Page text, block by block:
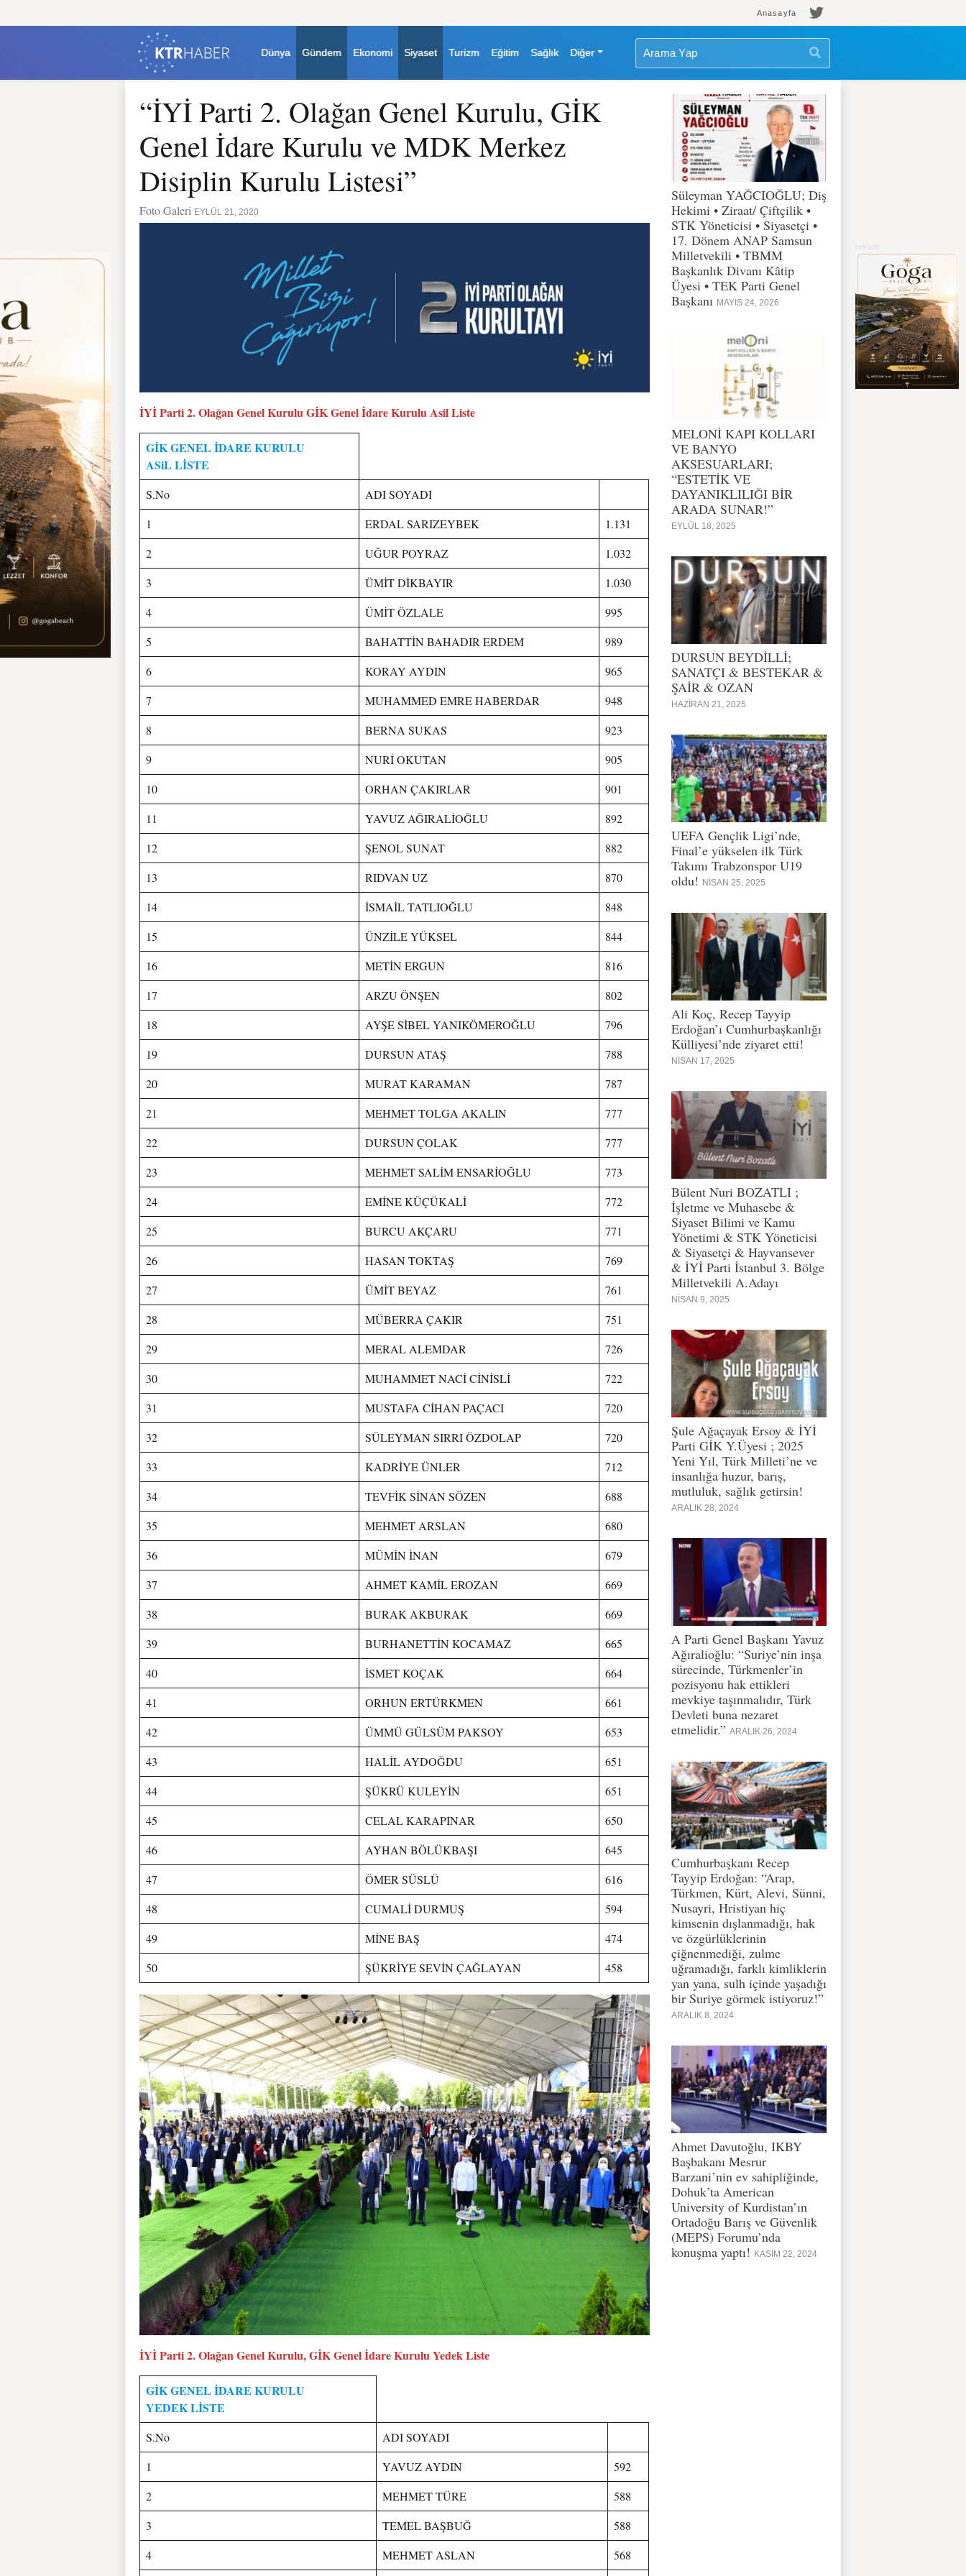
Anasayfa
Dünya Gündem Ekonomi Siyaset Turizm Eğitim Sağlık Diğer
“İYİ Parti 2. Olağan Genel Kurulu, GİK
Genel İdare Kurulu ve MDK Merkez
Disiplin Kurulu Listesi”
Foto Galeri EYLÜL 21, 2020
İYİ Parti 2. Olağan Genel Kurulu GİK Genel İdare Kurulu Asil Liste
GİK GENEL İDARE KURULU
ASiL LİSTE
S.No
ADI SOYADI
1
ERDAL SARIZEYBEK
1.131
2
UĞUR POYRAZ
1.032
3
ÜMİT DİKBAYIR
1.030
4
ÜMİT ÖZLALE
995
5
BAHATTİN BAHADIR ERDEM
989
6
KORAY AYDIN
965
7
MUHAMMED EMRE HABERDAR
948
8
BERNA SUKAS
923
9
NURİ OKUTAN
905
10
ORHAN ÇAKIRLAR
901
11
YAVUZ AĞIRALİOĞLU
892
12
ŞENOL SUNAT
882
13
RIDVAN UZ
870
14
İSMAİL TATLIOĞLU
848
15
ÜNZİLE YÜKSEL
844
16
METİN ERGUN
816
17
ARZU ÖNŞEN
802
18
AYŞE SİBEL YANIKÖMEROĞLU
796
19
DURSUN ATAŞ
788
20
MURAT KARAMAN
787
21
MEHMET TOLGA AKALIN
777
22
DURSUN ÇOLAK
777
23
MEHMET SALİM ENSARİOĞLU
773
24
EMİNE KÜÇÜKALİ
772
25
BURCU AKÇARU
771
26
HASAN TOKTAŞ
769
27
ÜMİT BEYAZ
761
28
MÜBERRA ÇAKIR
751
29
MERAL ALEMDAR
726
30
MUHAMMET NACİ CİNİSLİ
722
31
MUSTAFA CİHAN PAÇACI
720
32
SÜLEYMAN SIRRI ÖZDOLAP
720
33
KADRİYE ÜNLER
712
34
TEVFİK SİNAN SÖZEN
688
35
MEHMET ARSLAN
680
36
MÜMİN İNAN
679
37
AHMET KAMİL EROZAN
669
38
BURAK AKBURAK
669
39
BURHANETTİN KOCAMAZ
665
40
İSMET KOÇAK
664
41
ORHUN ERTÜRKMEN
661
42
ÜMMÜ GÜLSÜM PAKSOY
653
43
HALİL AYDOĞDU
651
44
ŞÜKRÜ KULEYİN
651
45
CELAL KARAPINAR
650
46
AYHAN BÖLÜKBAŞI
645
47
ÖMER SÜSLÜ
616
48
CUMALİ DURMUŞ
594
49
MİNE BAŞ
474
50
ŞÜKRİYE SEVİN ÇAĞLAYAN 458
İYİ Parti 2. Olağan Genel Kurulu, GİK Genel İdare Kurulu Yedek Liste
GİK GENEL İDARE KURULU
YEDEK LİSTE
S.No
ADI SOYADI
1
YAVUZ AYDIN
592
2
MEHMET TÜRE
588
3
TEMEL BAŞBUĞ
588
4
MEHMET ASLAN 568
Süleyman YAĞCIOĞLU; Diş
Hekimi • Ziraat/ Çiftçilik •
STK Yöneticisi • Siyasetçi •
17. Dönem ANAP Samsun
Milletvekili • TBMM
Başkanlık Divanı Kâtip
Üyesi • TEK Parti Genel
Başkanı MAYIS 24, 2026
MELONİ KAPI KOLLARI
VE BANYO
AKSESUARLARI;
“ESTETİK VE
DAYANIKLILIĞI BİR
ARADA SUNAR!”
EYLÜL 18, 2025
DURSUN BEYDİLLİ;
SANATÇI & BESTEKAR &
ŞAİR & OZAN
HAZIRAN 21, 2025
UEFA Gençlik Ligi’nde,
Final’e yükselen ilk Türk
Takımı Trabzonspor U19
oldu! NISAN 25, 2025
Ali Koç, Recep Tayyip
Erdoğan’ı Cumhurbaşkanlığı
Külliyesi’nde ziyaret etti!
NISAN 17, 2025
Bülent Nuri BOZATLI ;
İşletme ve Muhasebe &
Siyaset Bilimi ve Kamu
Yönetimi & STK Yöneticisi
& Siyasetçi & Hayvansever
& İYİ Parti İstanbul 3. Bölge
Milletvekili A.Adayı
NISAN 9, 2025
Şule Ağaçayak Ersoy & İYİ
Parti GİK Y.Üyesi ; 2025
Yeni Yıl, Türk Milleti’ne ve
insanlığa huzur, barış,
mutluluk, sağlık getirsin!
ARALIK 28, 2024
A Parti Genel Başkanı Yavuz
Ağıralioğlu: “Suriye’nin inşa
sürecinde, Türkmenler’in
pozisyonu hak ettikleri
mevkiye taşınmalıdır, Türk
Devleti buna nezaret
etmelidir.” ARALIK 26, 2024
Cumhurbaşkanı Recep
Tayyip Erdoğan: “Arap,
Türkmen, Kürt, Alevi, Sünni,
Nusayri, Hristiyan hiç
kimsenin dışlanmadığı, hak
ve özgürlüklerinin
çiğnenmediği, zulme
uğramadığı, farklı kimliklerin
yan yana, sulh içinde yaşadığı
bir Suriye görmek istiyoruz!”
ARALIK 8, 2024
Ahmet Davutoğlu, IKBY
Başbakanı Mesrur
Barzani’nin ev sahipliğinde,
Dohuk’ta American
University of Kurdistan’ın
Ortadoğu Barış ve Güvenlik
(MEPS) Forumu’nda
konuşma yaptı! KASIM 22, 2024